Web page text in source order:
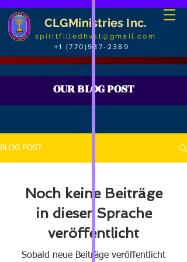
CLGMinistries Inc.
spiritfilledhvst@gmail.com
+1 (770)987-2389
OUR BLOG POST
BLOG POST
Noch keine Beiträge
in dieser Sprache
veröffentlicht
Sobald neue Beiträge veröffentlicht